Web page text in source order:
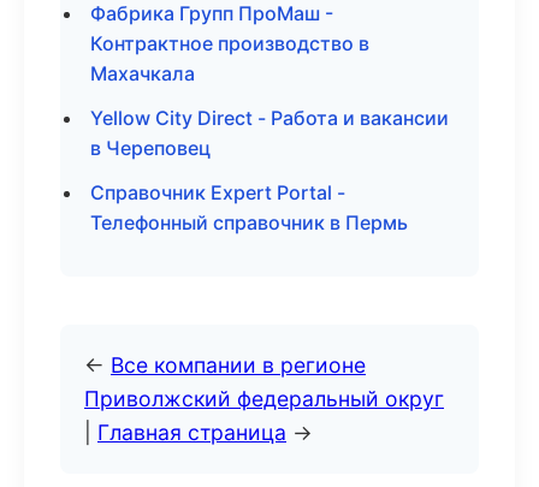
Фабрика Групп ПроМаш -
Контрактное производство в
Махачкала
Yellow City Direct - Работа и вакансии
в Череповец
Справочник Expert Portal -
Телефонный справочник в Пермь
← Все компании в регионе
Приволжский федеральный округ
Главная страница →